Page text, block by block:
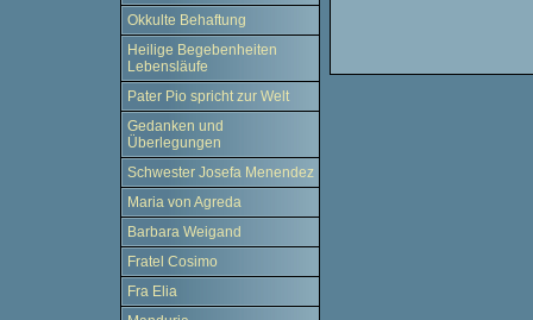
Okkulte Behaftung
Heilige Begebenheiten
Lebensläufe
Pater Pio spricht zur Welt
Gedanken und
Überlegungen
Schwester Josefa Menendez
Maria von Agreda
Barbara Weigand
Fratel Cosimo
Fra Elia